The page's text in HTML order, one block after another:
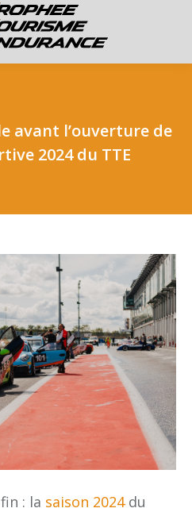
avant l’ouverture de
2024 du TTE
: la saison 2024du